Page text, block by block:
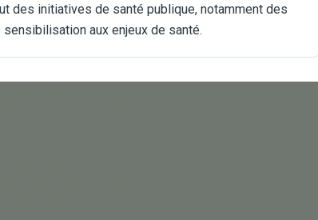
des initiatives de santé publique, notamment des
aux enjeux de santé.